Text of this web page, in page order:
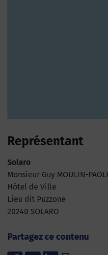
Représentant
Solaro
Monsieur Guy MOULIN-PAOLI
Hôtel de Ville
Lieu dit Puzzone
20240 SOLARO
Partagez ce contenu